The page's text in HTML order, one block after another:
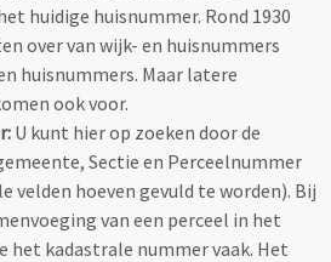
huidige huisnummer. Rond 1930
over van wijk- en huisnummers
huisnummers. Maar latere
ook voor.
U kunt hier op zoeken door de
Sectie en Perceelnummer
velden hoeven gevuld te worden). Bij
van een perceel in het
het kadastrale nummer vaak. Het